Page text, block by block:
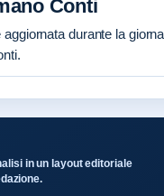
Conti
durante la
in un layout editoriale